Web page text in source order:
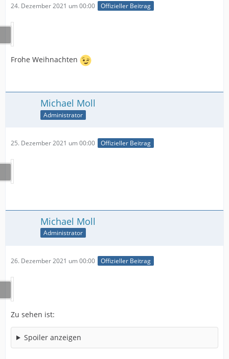
24. Dezember 2021 um 00:00 Offizieller Beitrag
Frohe Weihnachten
Michael Moll
Administrator
25. Dezember 2021 um 00:00 Offizieller Beitrag
Michael Moll
Administrator
26. Dezember 2021 um 00:00 Offizieller Beitrag
Zu sehen ist:
Spoiler anzeigen